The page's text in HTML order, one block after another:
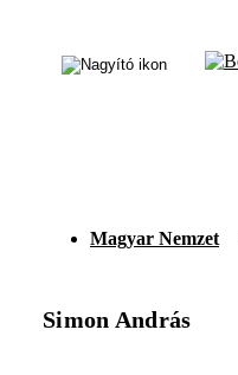
Magyar Nemzet
Simon András